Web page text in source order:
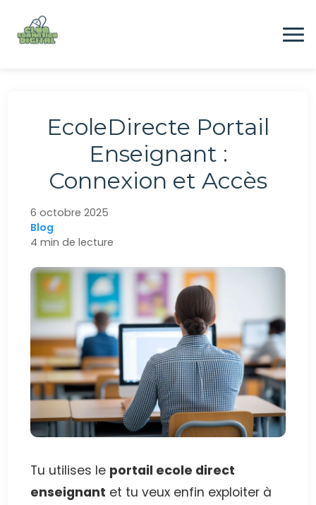
contenu
Emploi
EcoleDirecte Portail
Enseignant :
Connexion et Accès
6 octobre 2025
Blog
4 min de lecture
Tu utilises le portail ecole direct
enseignant et tu veux enfin exploiter à